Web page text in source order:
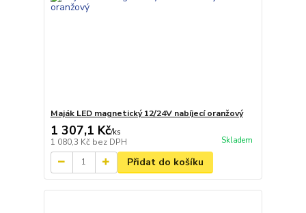
Maják LED magnetický 12/24V nabíjecí oranžový
1 307,1 Kč/ks
1 080,3 Kč bez DPH Skladem
Přidat do košíku